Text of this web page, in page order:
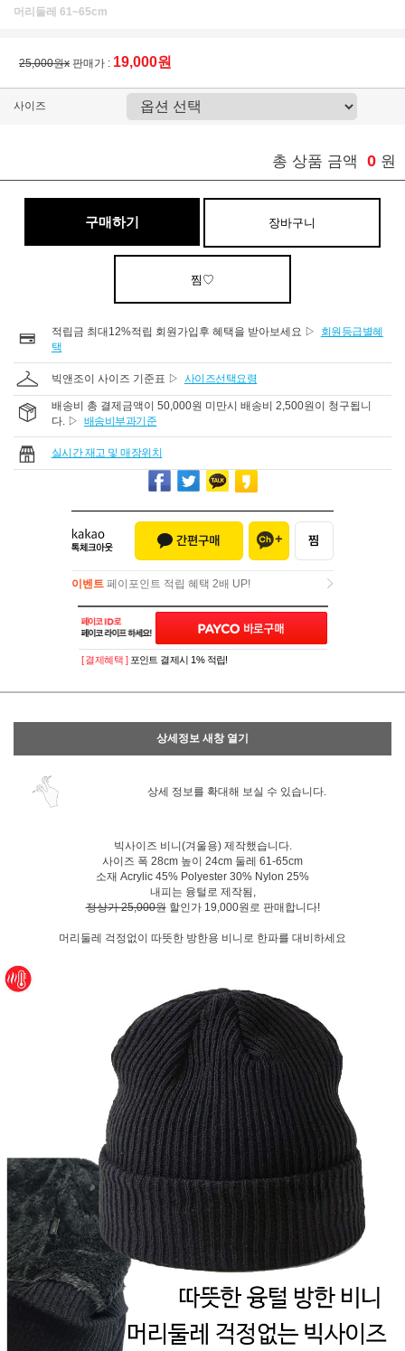
머리둘레 61~65cm
25,000원x 판매가 : 19,000원
사이즈
총 상품 금액 0 원
구매하기 장바구니
찜♡
적립금 최대12%적립 회원가입후 혜택을 받아보세요 ▷
회원등급별혜
택
빅앤조이 사이즈 기준표 ▷ 사이즈선택요령
배송비 총 결제금액이 50,000원 미만시 배송비 2,500원이 청구됩니
다. ▷ 배송비부과기준
실시간 재고 및 매장위치
이벤트 페이포인트 적립 혜택 2배 UP!
이벤트페이포인트 적립 혜택 2배 UP!
페이코 ID로 페
PAYCO 바로구매
[ 결제혜택 ] 포인트 결제시 1% 적립!
상세정보 새창 열기
상세 정보를 확대해 보실 수 있습니다.
빅사이즈 비니(겨울용) 제작했습니다.
사이즈 폭 28cm 높이 24cm 둘레 61-65cm
소재 Acrylic 45% Polyester 30% Nylon 25%
내피는 융털로 제작됨,
정상가 25,000원할인가 19,000원로 판매합니다!
머리둘레 걱정없이 따뜻한 방한용 비니로 한파를 대비하세요